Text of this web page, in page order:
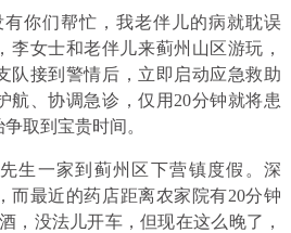
你们帮忙，我老伴儿的病就耽误
李女士和老伴儿来蓟州山区游玩，
队接到警情后，立即启动应急救助
航、协调急诊，仅用20分钟就将患
取到宝贵时间。
生一家到蓟州区下营镇度假。深
而最近的药店距离农家院有20分钟
，没法儿开车，但现在这么晚了，